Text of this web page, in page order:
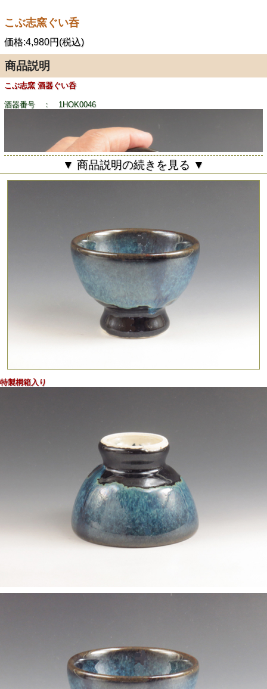
こぶ志窯ぐい呑
価格:4,980円(税込)
商品説明
こぶ志窯 酒器ぐい呑
酒器番号 ： 1HOK0046
厚みある素地に特徴の海鼠柚を掛けた手作りの上質感ある撥
▼ 商品説明の続きを見る ▼
特製桐箱入り